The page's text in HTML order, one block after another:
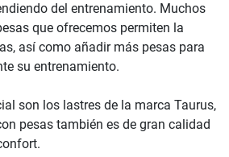
del entrenamiento. Muchos
que ofrecemos permiten la
así como añadir más pesas para
su entrenamiento.
son los lastres de la marca Taurus,
pesas también es de gran calidad